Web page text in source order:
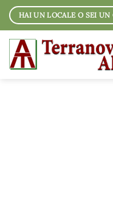
Salta
contenuti
HAI UN LOCALE O SEI UN